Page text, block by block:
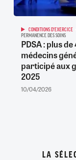
CONDITIONS D'EXERCICE
PERMANENCE DES SOINS
PDSA : plus
médecins
participé aux
2025
10/04/2026
LA